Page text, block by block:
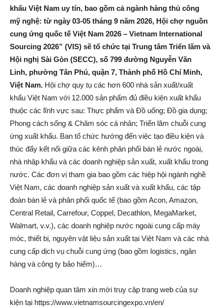
khẩu Việt Nam uy tín, bao gồm cả ngành hàng thủ công
mỹ nghệ: từ ngày 03-05 tháng 9 năm 2026, Hội chợ nguồn
cung ứng quốc tế Việt Nam 2026 – Vietnam International
Sourcing 2026” (VIS) sẽ tổ chức tại Trung tâm Triển lãm và
Hội nghị Sài Gòn (SECC), số 799 đường Nguyễn Văn
Linh, phường Tân Phú, quận 7, Thành phố Hồ Chí Minh,
Việt Nam. Hội chợ quy tụ các hơn 600 nhà sản xuất/xuất
khẩu Việt Nam với 12.000 sản phẩm đủ điều kiện xuất khẩu
thuộc các lĩnh vực sau: Thực phẩm và Đồ uống; Đồ gia dụng;
Phong cách sống & Chăm sóc cá nhân; Triển lãm chuỗi cung
ứng xuất khẩu. Ban tổ chức hướng đến việc tạo điều kiện và
thúc đẩy kết nối giữa các kênh phân phối bán lẻ nước ngoài,
nhà nhập khẩu và các doanh nghiệp sản xuất, xuất khẩu trong
nước. Các đơn vị tham gia bao gồm các hiệp hội ngành nghề
Việt Nam, các doanh nghiệp sản xuất và xuất khẩu, các tập
đoàn bán lẻ và phân phối quốc tế (bao gồm Acon, Amazon,
Central Retail, Carrefour, Coppel, Decathlon, MegaMarket,
Walmart, v.v.), các doanh nghiệp nước ngoài cung cấp máy
móc, thiết bị, nguyên vật liệu sản xuất tại Việt Nam và các nhà
cung cấp dịch vụ chuỗi cung ứng (bao gồm logistics, ngân
hàng và công ty bảo hiểm)…
Doanh nghiệp quan tâm xin mời truy cập trang web của sự
kiện tại https://www.vietnamsourcingexpo.vn/en/